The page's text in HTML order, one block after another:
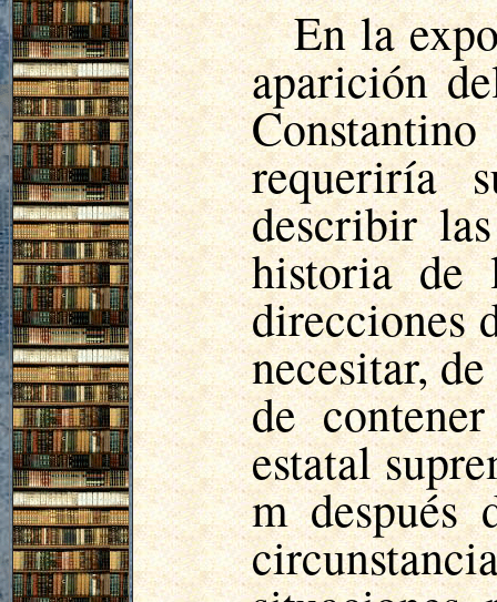
En la
aparición
requeriría
describir
historia de
direcciones
necesitar,
de
estatal
m después